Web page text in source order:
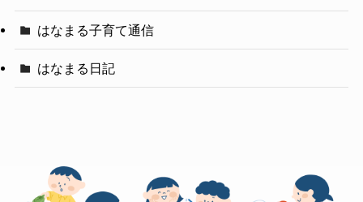
はなまる子育て通信
はなまる日記